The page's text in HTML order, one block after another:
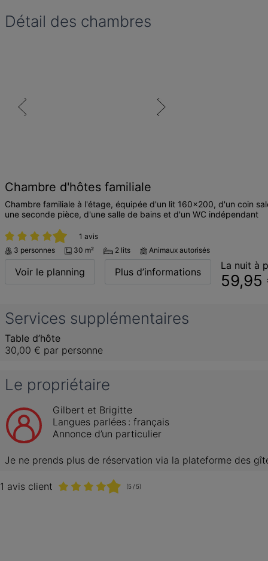
Détail des chambres
Chambre d'hôtes familiale
Chambre familiale à l'étage, équipée d'un lit 160x200, d'un coin
une seconde pièce, d'une salle de bains et d'un WC indépendant
1 avis
3 personnes
30 m² 2 lits Animaux autorisés
Voir le planning Plus d’informations
La nuit à
59,95
Services supplémentaires
Table d’hôte
30,00 € par personne
Le propriétaire
Gilbert et Brigitte
Langues parlées : français
Annonce d’un particulier
Je ne prends plus de réservation via la plateforme des
1 avis client (5 / 5)